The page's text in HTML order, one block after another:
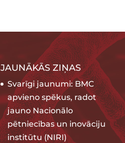
JAUNĀKĀS ZIŅAS
Svarīgi jaunumi: BMC
apvieno spēkus, radot
jauno Nacionālo
pētniecības un inovāciju
institūtu (NIRI)